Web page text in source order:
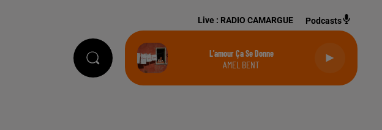
Live : RADIO CAMARGUE Podcasts
L'amour Ça Se Donne
AMEL BENT